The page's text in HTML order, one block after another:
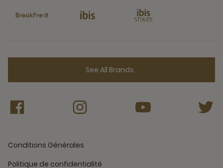
See All Brands
Conditions Générales
Politique de confidentialité